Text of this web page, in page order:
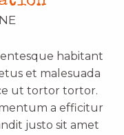
habitant
et malesuada
ut tortor tortor.
a efficitur
justo sit amet